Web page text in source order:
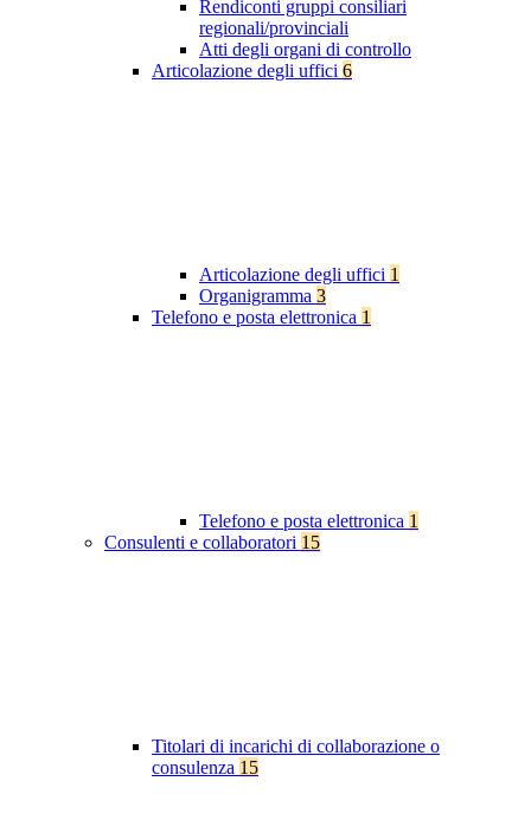
Rendiconti gruppi consiliari
regionali/provinciali
Atti degli organi di controllo
Articolazione degli uffici 6
Articolazione degli uffici 1
Organigramma 3
Telefono e posta elettronica 1
Telefono e posta elettronica 1
Consulenti e collaboratori 15
Titolari di incarichi di collaborazione o
consulenza 15